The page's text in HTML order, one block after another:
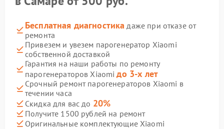
Бесплатная диагностика даже при отказе от
ремонта
Привезем и увезем парогенератор Xiaomi
собственной доставкой
Гарантия на наши работы по ремонту
парогенераторов Xiaomiдо 3-х лет
Срочный ремонт парогенераторов Xiaomi в
течении часа
Скидка для вас до 20%
Получите 1500 рублей на ремонт
Оригинальные комплектующие Xiaomi